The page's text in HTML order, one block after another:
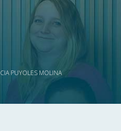
PUYOLES MOLINA